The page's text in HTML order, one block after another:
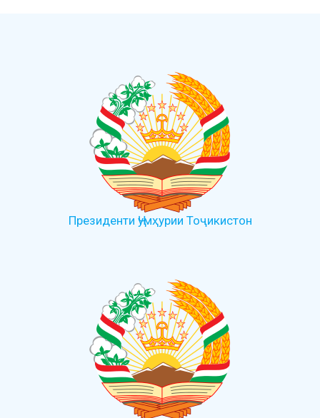
Президенти Ҷумҳурии Тоҷикистон